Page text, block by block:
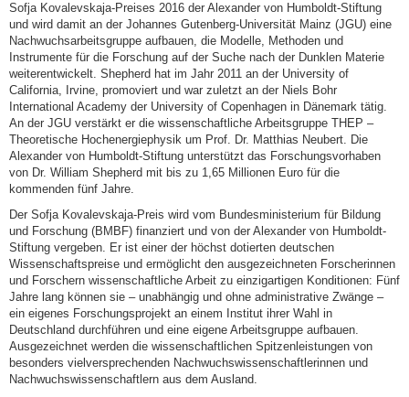
Sofja Kovalevskaja-Preises 2016 der Alexander von Humboldt-Stiftung
und wird damit an der Johannes Gutenberg-Universität Mainz (JGU) eine
Nachwuchsarbeitsgruppe aufbauen, die Modelle, Methoden und
Instrumente für die Forschung auf der Suche nach der Dunklen Materie
weiterentwickelt. Shepherd hat im Jahr 2011 an der University of
California, Irvine, promoviert und war zuletzt an der Niels Bohr
International Academy der University of Copenhagen in Dänemark tätig.
An der JGU verstärkt er die wissenschaftliche Arbeitsgruppe THEP –
Theoretische Hochenergiephysik um Prof. Dr. Matthias Neubert. Die
Alexander von Humboldt-Stiftung unterstützt das Forschungsvorhaben
von Dr. William Shepherd mit bis zu 1,65 Millionen Euro für die
kommenden fünf Jahre.
Der Sofja Kovalevskaja-Preis wird vom Bundesministerium für Bildung
und Forschung (BMBF) finanziert und von der Alexander von Humboldt-
Stiftung vergeben. Er ist einer der höchst dotierten deutschen
Wissenschaftspreise und ermöglicht den ausgezeichneten Forscherinnen
und Forschern wissenschaftliche Arbeit zu einzigartigen Konditionen: Fünf
Jahre lang können sie – unabhängig und ohne administrative Zwänge –
ein eigenes Forschungsprojekt an einem Institut ihrer Wahl in
Deutschland durchführen und eine eigene Arbeitsgruppe aufbauen.
Ausgezeichnet werden die wissenschaftlichen Spitzenleistungen von
besonders vielversprechenden Nachwuchswissenschaftlerinnen und
Nachwuchswissenschaftlern aus dem Ausland.